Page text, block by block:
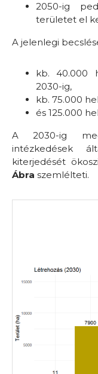
2050-ig
területet el
A jelenlegi
kb. 40.000
2030-ig,
kb. 75.000
és 125.000
A 2030-ig
intézkedések
kiterjedését
Ábra szemlélteti.